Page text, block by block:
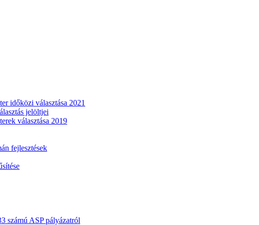
időközi választása 2021
jelöltjei
választása 2019
fejlesztések
számú ASP pályázatról